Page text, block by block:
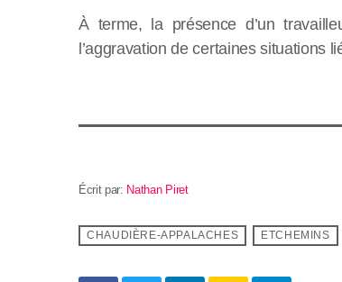
À terme, la présence d’un
l’aggravation de certaines situations
Écrit par: Nathan Piret
CHAUDIÈRE-APPALACHES ETCHEMINS